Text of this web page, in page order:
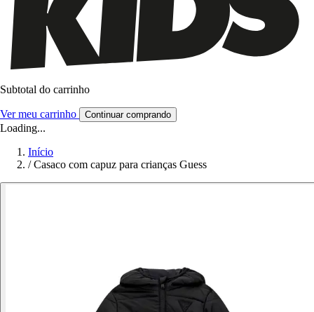
Subtotal do carrinho
Ver meu carrinho Continuar comprando
Loading...
Início
/ Casaco com capuz para crianças Guess